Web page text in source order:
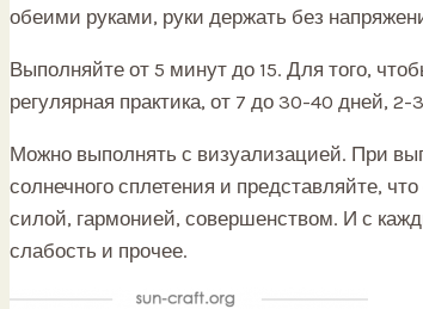
обеими руками, руки держать без
Выполняйте от 5 минут до 15. Для того,
регулярная практика, от 7 до 30-40 дней, 2-
Можно выполнять с визуализацией. При
солнечного сплетения и представляйте,
силой, гармонией, совершенством. И с
слабость и прочее.